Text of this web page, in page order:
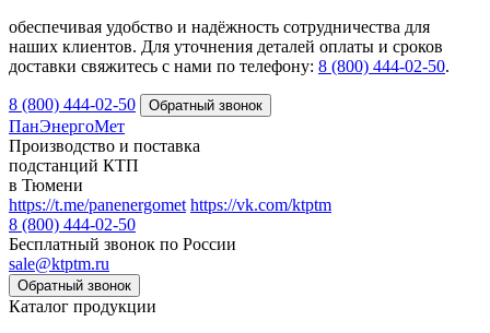
обеспечивая удобство и надёжность сотрудничества для
наших клиентов. Для уточнения деталей оплаты и сроков
доставки свяжитесь с нами по телефону: 8 (800) 444-02-50.
8 (800) 444-02-50
ПанЭнергоМет
Производство и поставка
подстанций КТП
в Тюмени
https://t.me/panenergomet https://vk.com/ktptm
8 (800) 444-02-50
Бесплатный звонок по России
sale@ktptm.ru
Каталог продукции